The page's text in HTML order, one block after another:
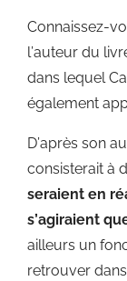
Connaissez-
l’auteur du
dans lequel
également
D’après son
consisterait à
seraient en
s’agiraient
ailleurs un
retrouver